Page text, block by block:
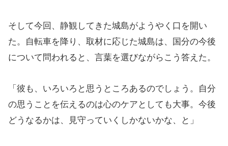
そして今回、静観してきた城島がようやく口を開い
た。自転車を降り、取材に応じた城島は、国分の今後
について問われると、言葉を選びながらこう答えた。
「彼も、いろいろと思うところあるのでしょう。自分
の思うことを伝えるのは心のケアとしても大事。今後
どうなるかは、見守っていくしかないかな、と」